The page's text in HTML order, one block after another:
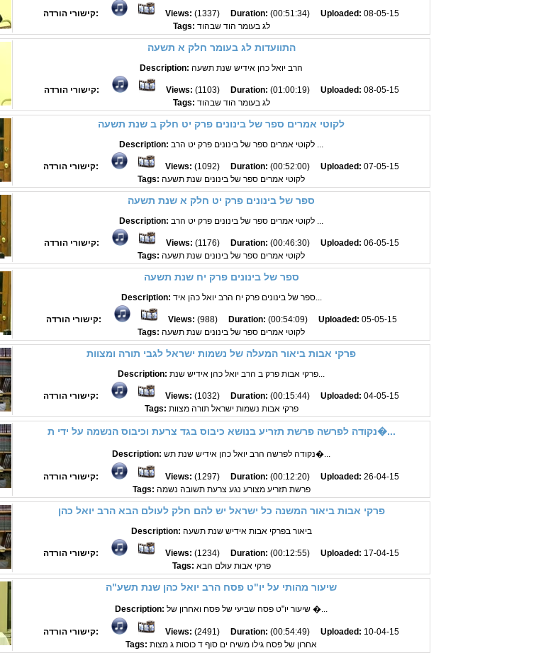
קישורי הורדה: Views: (1337) Duration: (00:51:34) Uploaded: 08-05-15
Tags: לג בעומר הוד שבהוד
התוועדות לג בעומר חלק א תשעה
Description: הרב יואל כהן אידיש שנת תשעה
קישורי הורדה: Views: (1103) Duration: (01:00:19) Uploaded: 08-05-15
Tags: לג בעומר הוד שבהוד
לקוטי אמרים ספר של בינונים פרק יט חלק ב שנת תשעה
Description: לקוטי אמרים ספר של בינונים פרק יט הרב ...
קישורי הורדה: Views: (1092) Duration: (00:52:00) Uploaded: 07-05-15
Tags: לקוטי אמרים ספר של בינונים שנת תשעה
ספר של בינונים פרק יט חלק א שנת תשעה
Description: לקוטי אמרים ספר של בינונים פרק יט הרב ...
קישורי הורדה: Views: (1176) Duration: (00:46:30) Uploaded: 06-05-15
Tags: לקוטי אמרים ספר של בינונים שנת תשעה
ספר של בינונים פרק יח שנת תשעה
Description: ספר של בינונים פרק יח הרב יואל כהן איד...
קישורי הורדה: Views: (988) Duration: (00:54:09) Uploaded: 05-05-15
Tags: לקוטי אמרים ספר של בינונים שנת תשעה
פרקי אבות ביאור המעלה של נשמות ישראל לגבי תורה ומצוות
Description: פרקי אבות פרק ב הרב יואל כהן אידיש שנת...
קישורי הורדה: Views: (1032) Duration: (00:15:44) Uploaded: 04-05-15
Tags: פרקי אבות נשמות ישראל תורה מצוות
נקודה לפרשה פרשת תזריע בנושא כיבוס בגד צרעת וכיבוס הנשמה על ידי ת�...
Description: נקודה לפרשה הרב יואל כהן אידיש שנת תש�...
קישורי הורדה: Views: (1297) Duration: (00:12:20) Uploaded: 26-04-15
Tags: פרשת תזריע מצורע נגע צרעת תשובה נשמה
פרקי אבות ביאור המשנה כל ישראל יש להם חלק לעולם הבא הרב יואל כהן
Description: ביאור בפרקי אבות אידיש שנת תשעה
קישורי הורדה: Views: (1234) Duration: (00:12:55) Uploaded: 17-04-15
Tags: פרקי אבות עולם הבא
שיעור מהותי על יו"ט פסח הרב יואל כהן שנת תשע"ה
Description: שיעור יו"ט פסח שביעי של פסח ואחרון של �...
קישורי הורדה: Views: (2491) Duration: (00:54:49) Uploaded: 10-04-15
Tags: אחרון של פסח גילו משיח ים סוף ד כוסות ג מצות